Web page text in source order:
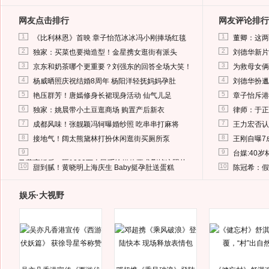
网友点击排行
1 《比利林恩》首映 章子怡范冰冰冯小刚捧场红毯
2 独家：买菜也要拗造型！金星携女逛街有派头
3 京东和奶茶哪个更重要？刘强东的回答全场大笑！
4 杨威晒照庆祝结婚8周年 杨阳洋轻抚妈妈孕肚
5 艳压群芳！唐嫣修身长裙现身活动 仙气儿足
6 独家：姚晨带小土豆逛商场 购置产后新衣
7 成都风味！张靓颖冯轲曝婚纱照 吃串串打麻将
8 接地气！阔太熊黛林打扮休闲逛街买厕所泵
9
马蓉离婚后，砸1000万人民币给媒体要求删掉这照片
10 甜到腻！黄晓明上海庆生 Baby挺孕肚送蛋糕
网友评论排行
1 董卿：这
2 刘德华新
3 为救母女
4 刘德华扮
5 章子怡斥
6 律师：于
7 王力宏否
8 王刚自曝7
9 台媒:40岁
10 陈冠希：
娱乐·大视野